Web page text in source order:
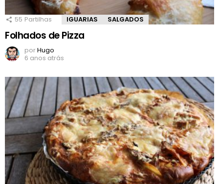
55 Partilhas IGUARIAS SALGADOS
Folhados de Pizza
porHugo
6 anos atrás